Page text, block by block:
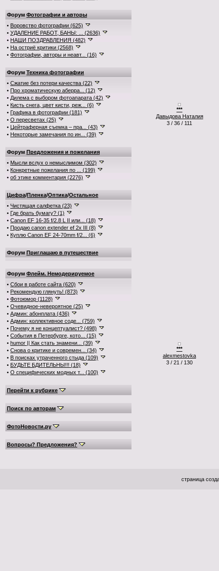
Форум Фотографии и авторы
• Воровство фотографии (625)
• УДАЛЕНИЕ РАБОТ, БАНЫ: ... (2636)
• НАШИ ПОЗДРАВЛЕНИЯ (482)
• На остриё критики (2568)
• Фотографии, авторы и неавт... (16)
Форум Техника фотографии
• Сжатие без потери качества (22)
• Про хроматическую аберра... (12)
• Дилема с выбором фотоапарата (42)
• Кисть снега, цвет кисти, реж... (6)
• Графика в фотографии (181)
• О пересветах (25)
• Цейтраферная съемка – пра... (43)
• Некоторые замечания по ин... (39)
Форум Предложения и пожелания
• Мысли вслух о немыслимом (302)
• Конкретные пожелания по ... (199)
• об этике комментария (2276)
Цифра/Пленка/Оптика/Остальное
• Чистящая салфетка (23)
• Где брать бумагу? (1)
• Canon EF 16-35 f/2.8 L II или... (18)
• Продаю canon extender ef 2x III (8)
• Куплю Canon EF 24-70mm f/2... (6)
Форум Приглашаю в путешествие
Форум Флейм. Немодерируемое
• Сбои в работе сайта (620)
• Рекомендую глянуть! (873)
• Фотоюмор (1128)
• Очевидное-невероятное (25)
• Админ: абонплата (436)
• Админ: коллективное соде... (759)
• Почему я не концептуалист? (498)
• События в Петербурге, кото... (15)
• humor || Как стать знамени... (39)
• Снова о критике и современ... (34)
• В поисках утраченного стыда (109)
• БУДЬТЕ БДИТЕЛЬНЫ!!! (18)
• О специфических модных т... (100)
Перейти к рубрике
Поиск по авторам
ФотоНовости.ру
Вопросы? Предложения?
***
Давыдова Наталия
3 / 36 / 111
***
alexmestovka
3 / 21 / 130
страница